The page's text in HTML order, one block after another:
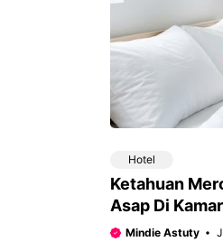
Hotel
Ketahuan
Asap Di
Mindie Astuty